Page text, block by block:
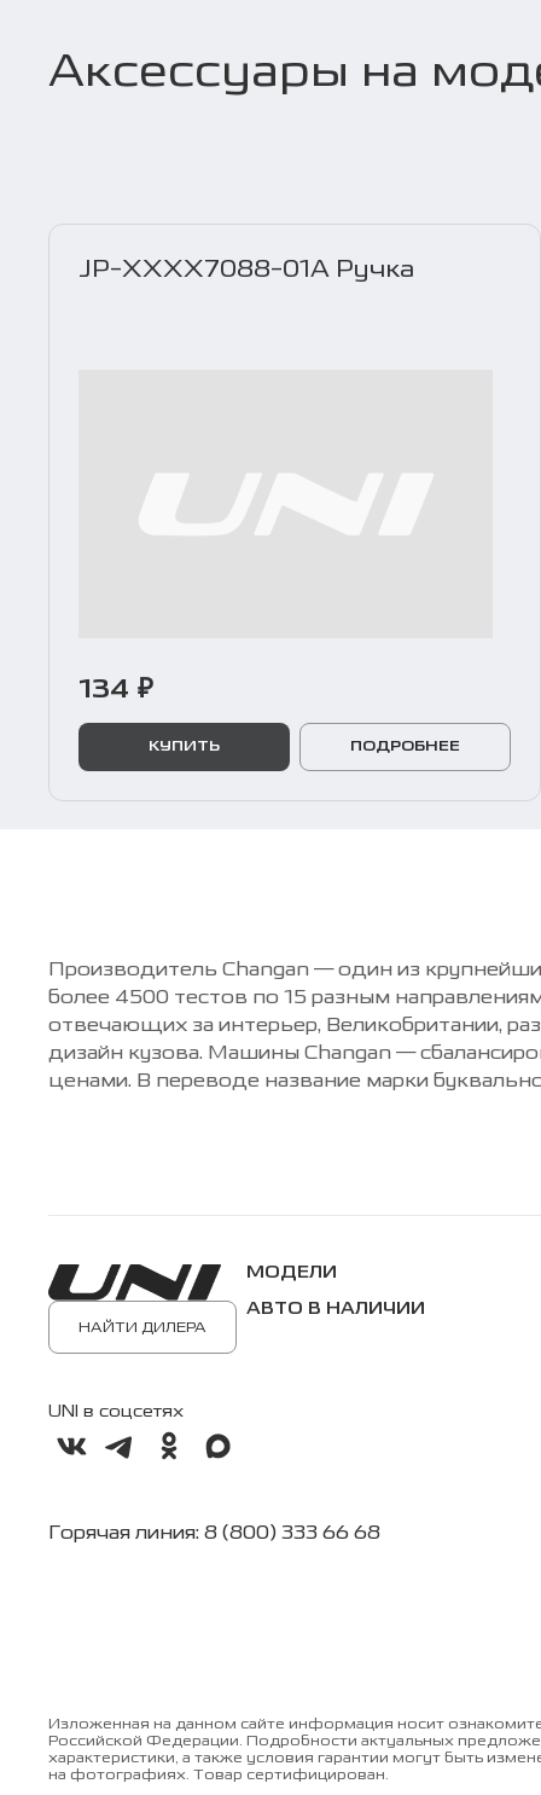
Аксессуары на
JP-XXXX7088-01A Ручка
134 ₽
КУПИТЬ ПОДРОБНЕЕ
Производитель Changan — один из
более 4500 тестов по 15 разным
отвечающих за интерьер, Великобритании,
дизайн кузова. Машины Changan —
ценами. В переводе название марки
НАЙТИ ДИЛЕРА
UNI в соцсетях
МОДЕЛИ
АВТО В НАЛИЧИИ
Горячая линия: 8 (800) 333 66 68
Изложенная на данном сайте информация носит
Российской Федерации. Подробности актуальных
характеристики, а также условия гарантии могут быть
на фотографиях. Товар сертифицирован.